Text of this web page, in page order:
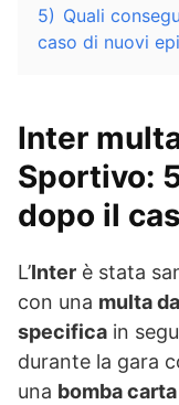
5) Quali
caso di nuovi
Inter
Sportivo:
dopo il
L’Inter è stata
con una multa
specifica in
durante la gara
una bomba carta